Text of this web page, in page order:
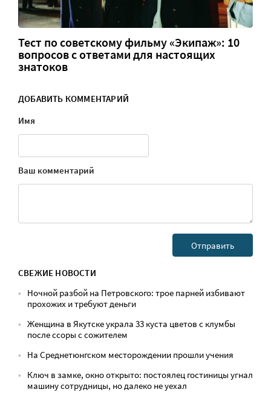
Тест по советскому фильму «Экипаж»: 10
вопросов с ответами для настоящих
знатоков
ДОБАВИТЬ КОММЕНТАРИЙ
Имя
Ваш комментарий
СВЕЖИЕ НОВОСТИ
Ночной разбой на Петровского: трое парней избивают
прохожих и требуют деньги
Женщина в Якутске украла 33 куста цветов с клумбы
после ссоры с сожителем
На Среднетюнгском месторождении прошли учения
Ключ в замке, окно открыто: постоялец гостиницы угнал
машину сотрудницы, но далеко не уехал